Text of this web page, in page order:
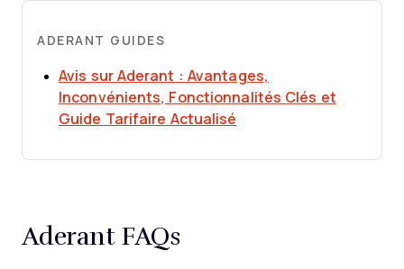
ADERANT GUIDES
Avis sur Aderant : Avantages,
Inconvénients, Fonctionnalités Clés et
Guide Tarifaire Actualisé
Aderant FAQs